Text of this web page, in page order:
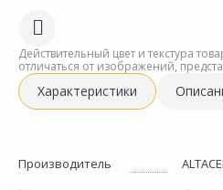
Действительный цвет и текстура
отличаться от изображений,
Характеристики
Производитель